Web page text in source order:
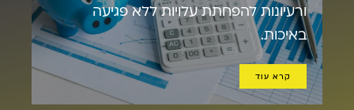
ורעיונות להפחתת עלויות ללא פגיעה
באיכות.
קרא עוד